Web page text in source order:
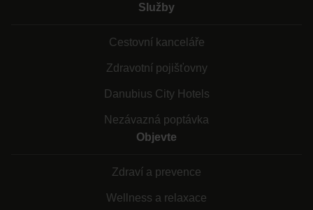
Služby
Cestovní kanceláře
Zdravotní pojišťovny
Danubius City Hotels
Nezávazná poptávka
Objevte
Zdraví a prevence
Wellness a relaxace